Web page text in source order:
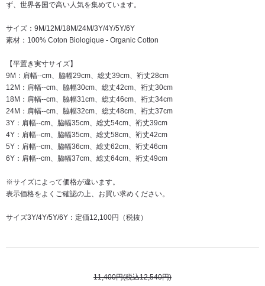
ず、世界各国で高い人気を集めています。
サイズ：9M/12M/18M/24M/3Y/4Y/5Y/6Y
素材：100% Coton Biologique - Organic Cotton
【平置き実寸サイズ】
9M：肩幅--cm、脇幅29cm、総丈39cm、裄丈28cm
12M：肩幅--cm、脇幅30cm、総丈42cm、裄丈30cm
18M：肩幅--cm、脇幅31cm、総丈46cm、裄丈34cm
24M：肩幅--cm、脇幅32cm、総丈48cm、裄丈37cm
3Y：肩幅--cm、脇幅35cm、総丈54cm、裄丈39cm
4Y：肩幅--cm、脇幅35cm、総丈58cm、裄丈42cm
5Y：肩幅--cm、脇幅36cm、総丈62cm、裄丈46cm
6Y：肩幅--cm、脇幅37cm、総丈64cm、裄丈49cm
※サイズによって価格が違います。
表示価格をよくご確認の上、お買い求めください。
サイズ3Y/4Y/5Y/6Y：定価12,100円（税抜）
11,400円(税込12,540円)